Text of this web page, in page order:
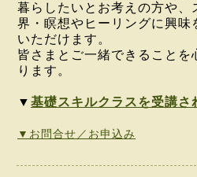
暮らしたいとお考えの方や、
界・ 瞑想やヒーリングに興味
いただけます。
皆さまとご一緒できることを
ります。
▼ 基礎スキルクラスを受講さ
▼お問合せ／お申込み